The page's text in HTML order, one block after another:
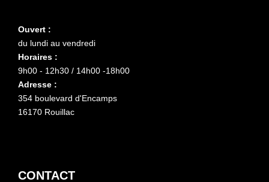
Ouvert :
du lundi au vendredi
Horaires :
9h00 - 12h30 / 14h00 -18h00
Adresse :
354 boulevard d'Encamps
16170 Rouillac
CONTACT